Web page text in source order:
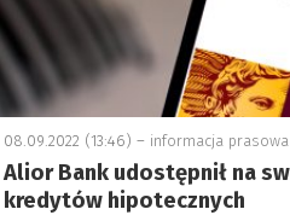
08.09.2022 (13:46) – informacja prasowa
Alior Bank udostępnił na
kredytów hipotecznych